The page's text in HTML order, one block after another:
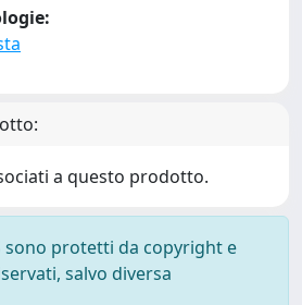
a questo prodotto.
sono protetti da copyright e
salvo diversa